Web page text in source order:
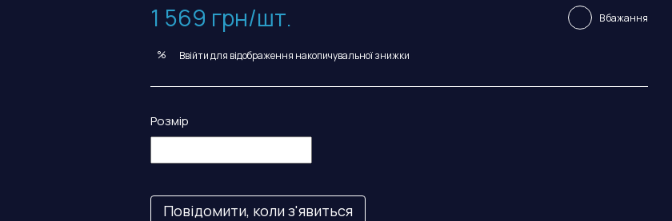
1 569 грн/шт. В бажання
% Ввійтидля відображення накопичувальної знижки
Розмір
Повідомити, коли з'явиться